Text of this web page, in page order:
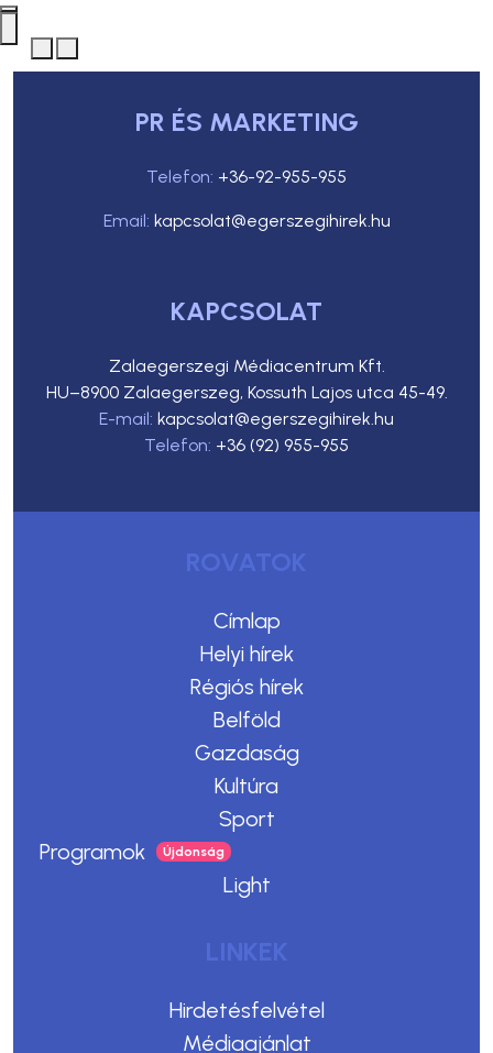
PR ÉS MARKETING
Telefon: +36-92-955-955
Email: kapcsolat@egerszegihirek.hu
KAPCSOLAT
Zalaegerszegi Médiacentrum Kft.
HU–8900 Zalaegerszeg, Kossuth Lajos utca 45-49.
E-mail: kapcsolat@egerszegihirek.hu
Telefon: +36 (92) 955-955
ROVATOK
Címlap
Helyi hírek
Régiós hírek
Belföld
Gazdaság
Kultúra
Sport
Programok
Light
LINKEK
Hirdetésfelvétel
Médiaajánlat